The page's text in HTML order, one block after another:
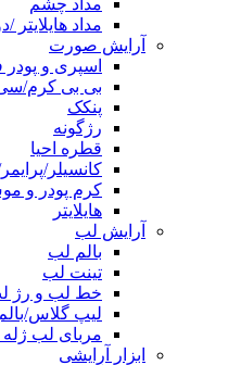
مداد چشم
مداد هایلایتر
آرایش صورت
اسپری و
بی بی کرم/
پنکک
رژگونه
قطره احیا
کانسیلر/
کرم پودر و
هایلایتر
آرایش لب
بالم لب
تینت لب
خط لب و رژ
لیپ گلاس/
مربای لب ژله
ابزار آرایشی